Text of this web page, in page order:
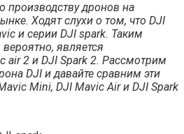
производству дронов на
Ходят слухи о том, что DJI
и серии DJI spark. Таким
является
air 2 и DJI Spark 2. Рассмотрим
DJI и давайте сравним эти
Mini, DJI Mavic Аir и DJI Spark